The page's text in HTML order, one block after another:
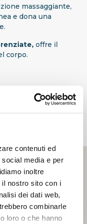
contenuti ed
media e per
inoltre
nostro sito con i
dei dati web,
combinarle
loro o che hanno
massaggiante,
e dona una
offre il
corpo.
unsostegno